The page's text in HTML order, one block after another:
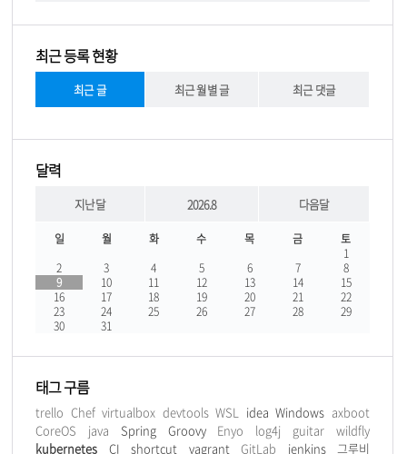
최근 등록 현황
최근 글 최근 월별 글 최근 댓글
달력
지난달 2026.8 다음달
일 월 화 수 목 금
토
1
2
3 4 5 6 7
8
9
10 11 12 13 14
15
16
17 18 19 20 21
22
23
24 25 26 27 28
29
30
31
태그 구름
trello Chef virtualbox devtools WSL idea Windows axboot
CoreOS
java Spring Groovy Enyo log4j guitar
wildfly
kubernetes
CI shortcut vagrant GitLab jenkins 그루비